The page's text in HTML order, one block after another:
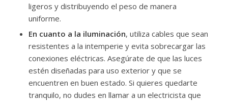
ligeros y distribuyendo el peso de manera
uniforme.
En cuanto a la iluminación, utiliza cables que sean
resistentes a la intemperie y evita sobrecargar las
conexiones eléctricas. Asegúrate de que las luces
estén diseñadas para uso exterior y que se
encuentren en buen estado. Si quieres quedarte
tranquilo, no dudes en llamar a un electricista que